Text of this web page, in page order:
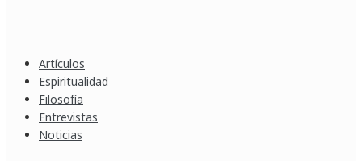
Artículos
Espiritualidad
Filosofía
Entrevistas
Noticias